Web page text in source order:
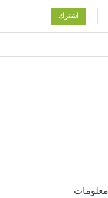
اشترك